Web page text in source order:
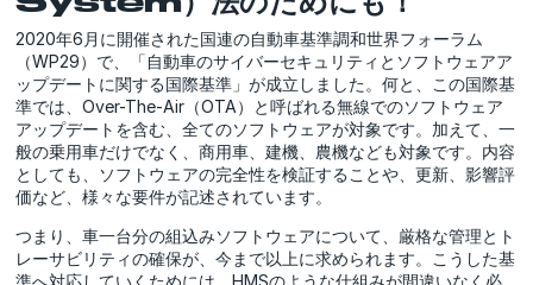
2020年6月に開催された国連の自動車基準調和世界フォーラム
（WP29）で、「自動車のサイバーセキュリティとソフトウェアア
ップデートに関する国際基準」が成立しました。何と、この国際基
準では、Over-The-Air（OTA）と呼ばれる無線でのソフトウェア
アップデートを含む、全てのソフトウェアが対象です。加えて、一
般の乗用車だけでなく、商用車、建機、農機なども対象です。内容
としても、ソフトウェアの完全性を検証することや、更新、影響評
価など、様々な要件が記述されています。
つまり、車一台分の組込みソフトウェアについて、厳格な管理とト
レーサビリティの確保が、今まで以上に求められます。こうした基